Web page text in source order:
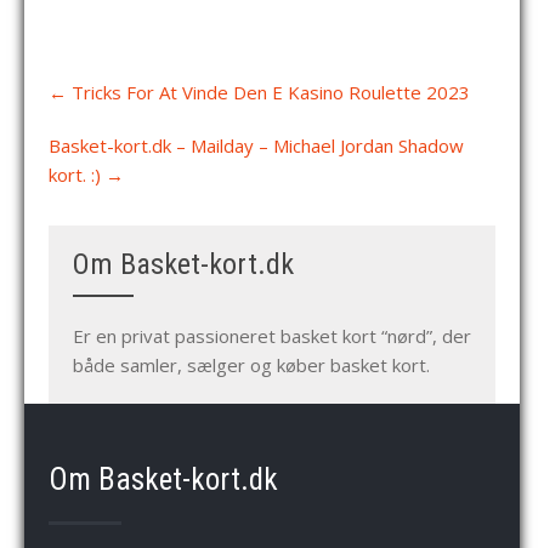
navigation
← Tricks For At Vinde Den E Kasino Roulette 2023
Basket-kort.dk – Mailday – Michael Jordan Shadow
kort. :) →
Om Basket-kort.dk
Er en privat passioneret basket kort “nørd”, der
både samler, sælger og køber basket kort.
Om Basket-kort.dk